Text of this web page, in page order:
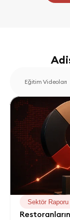
Eğitim Videoları
Sektör Raporu